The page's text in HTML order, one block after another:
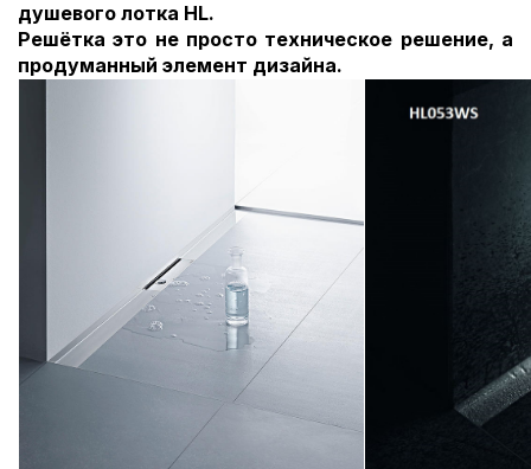
душевого лотка HL.
Решётка это не просто техническое решение, а
продуманный элемент дизайна.